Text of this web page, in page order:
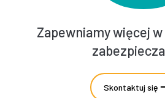
Zapewniamy więcej
Skontaktuj się